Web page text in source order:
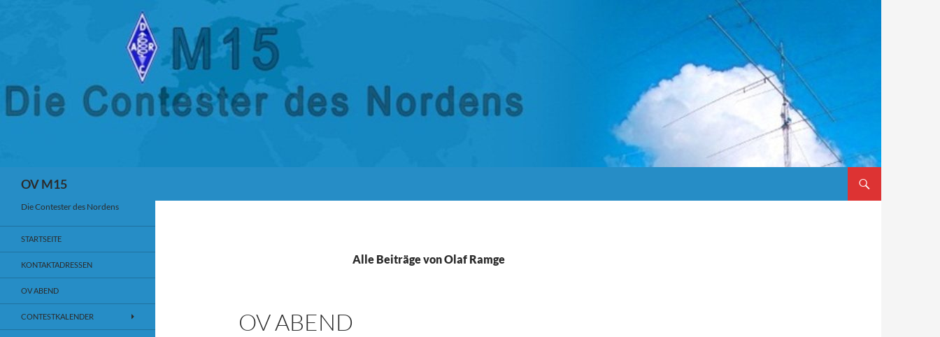
OV M15
Alle Beiträge von Olaf Ramge
OV ABEND
Die Contester des Nordens
STARTSEITE
KONTAKTADRESSEN
OV ABEND
CONTESTKALENDER